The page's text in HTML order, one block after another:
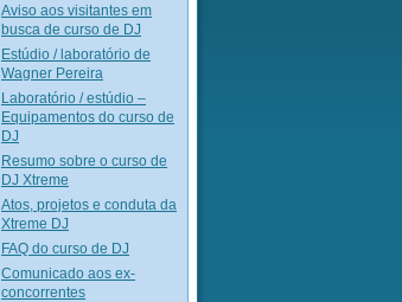
Aviso aos visitantes em
busca de curso de DJ
Estúdio / laboratório de
Wagner Pereira
Laboratório / estúdio –
Equipamentos do curso de
DJ
Resumo sobre o curso de
DJ Xtreme
Atos, projetos e conduta da
Xtreme DJ
FAQ do curso de DJ
Comunicado aos ex-
concorrentes